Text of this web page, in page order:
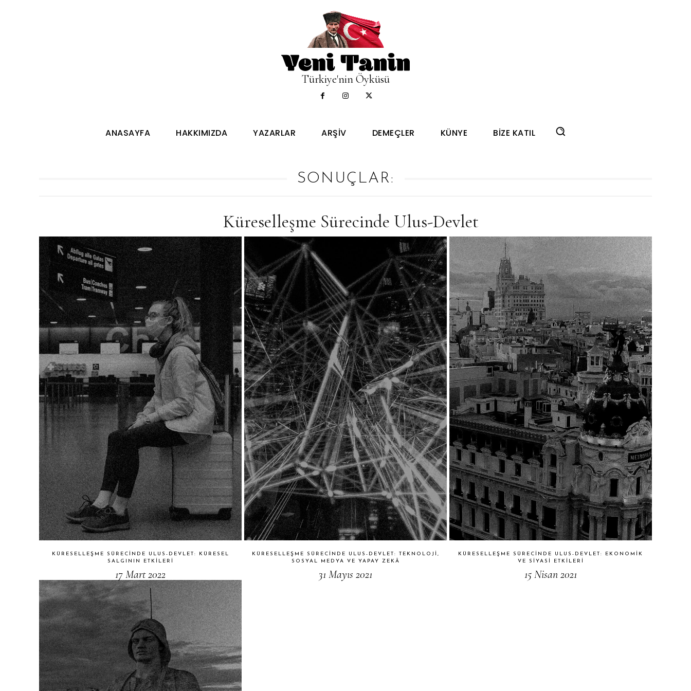
Türkiye'nin Öyküsü
ANASAYFA HAKKIMIZDA YAZARLAR ARŞIV DEMEÇLER KÜNYE BIZE KATIL
SONUÇLAR:
Küreselleşme Sürecinde Ulus-Devlet
KÜRESELLEŞME SÜRECINDE ULUS-DEVLET: KÜRESEL
SALGININ ETKILERI
17 Mart 2022
KÜRESELLEŞME SÜRECINDE ULUS-DEVLET: TEKNOLOJI,
SOSYAL MEDYA VE YAPAY ZEKÂ
31 Mayıs 2021
KÜRESELLEŞME SÜRECINDE ULUS-DEVLET: EKONOMIK
VE SIYASI ETKILERI
15 Nisan 2021